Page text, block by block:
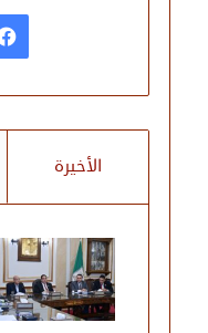
الأخيرة